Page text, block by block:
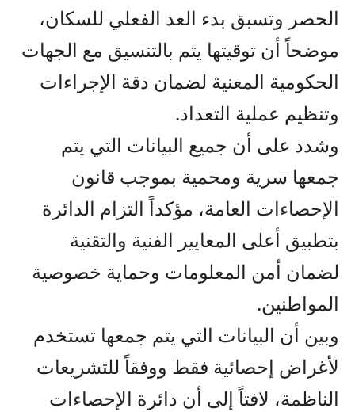
الحصر وتسبق بدء العد الفعلي للسكان،
موضحاً أن توقيتها يتم بالتنسيق مع الجهات
الحكومية المعنية لضمان دقة الإجراءات
وتنظيم عملية التعداد.
وشدد على أن جميع البيانات التي يتم
جمعها سرية ومحمية بموجب قانون
الإحصاءات العامة، مؤكداً التزام الدائرة
بتطبيق أعلى المعايير الفنية والتقنية
لضمان أمن المعلومات وحماية خصوصية
المواطنين.
وبين أن البيانات التي يتم جمعها تستخدم
لأغراض إحصائية فقط ووفقاً للتشريعات
الناظمة، لافتاً إلى أن دائرة الإحصاءات